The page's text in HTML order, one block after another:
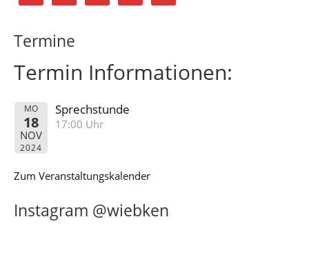
Termine
Termin Informationen:
MO
18
NOV
2024
Sprechstunde
17:00 Uhr
Zum Veranstaltungskalender
Instagram @wiebken